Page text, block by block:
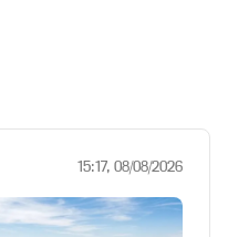
15:17, 08/08/2026